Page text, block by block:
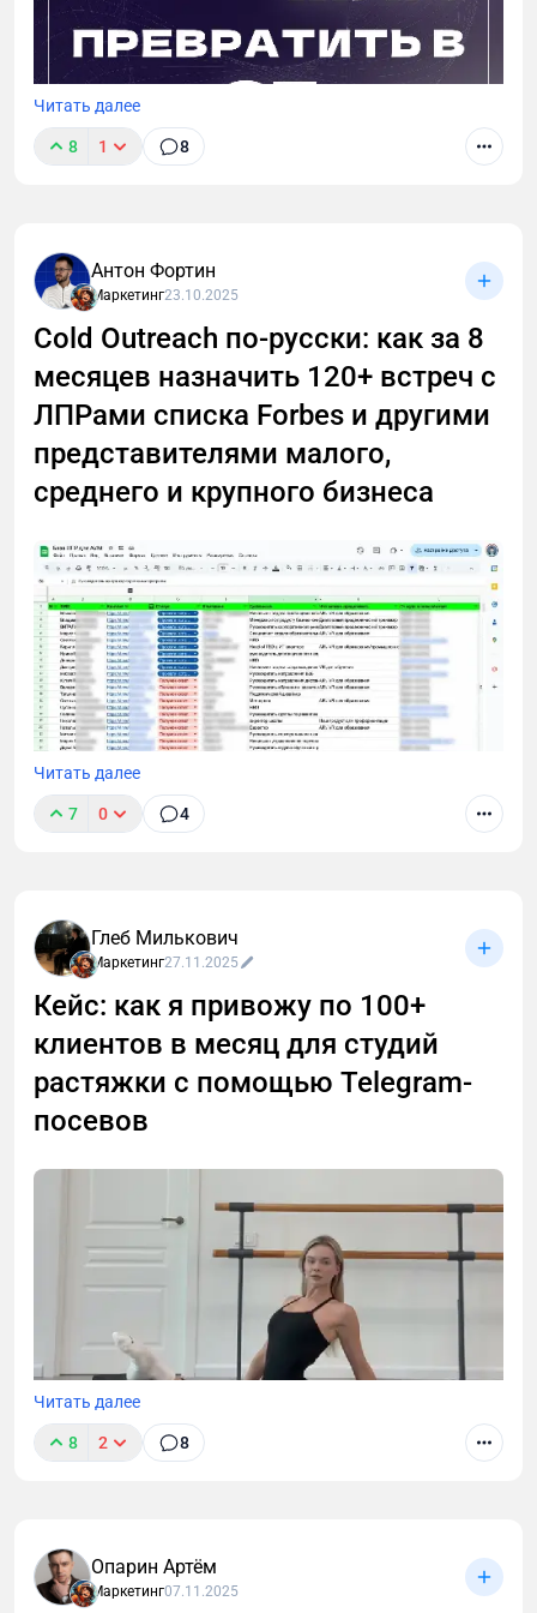
упорство, анализ и стратегическое мышление. В
статье расскажу, как мой нестандартный подход к
Телеграм-посевам привел к ошеломляющему
успеху. Поверьте, вы будете удивлены.
Читать далее
8 1 8
Антон Фортин
Маркетинг23.10.2025
Cold Outreach по-русски: как за 8
месяцев назначить 120+ встреч с
ЛПРами списка Forbes и другими
представителями малого,
среднего и крупного бизнеса
В этом лонгриде я расскажу, как через тернии проб
которые сделал после тысяч (!) холодных диалогов
с малым, средним и крупным бизнесом.
Читать далее
7 0 4
Глеб Милькович
Маркетинг27.11.2025
Кейс: как я привожу по 100+
клиентов в месяц для студий
растяжки с помощью Telegram-
посевов
Я покажу системный и масштабируемый подход к
привлечению клиентов для локального бизнеса с
Читать далее
8 2 8
Опарин Артём
Маркетинг07.11.2025